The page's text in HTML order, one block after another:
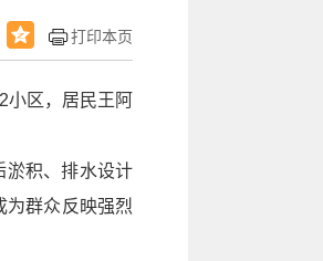
打印本页
小区，居民王阿
淤积、排水设计
为群众反映强烈